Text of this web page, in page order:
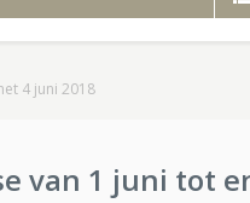
4 juni 2018
van 1 juni tot